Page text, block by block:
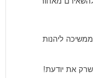
ליהנות
את יודעת!